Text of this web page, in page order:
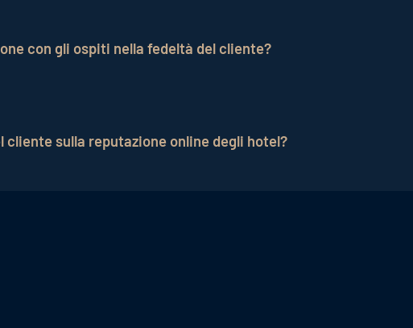
con gli ospiti nella fedeltà del cliente?
cliente sulla reputazione online degli hotel?